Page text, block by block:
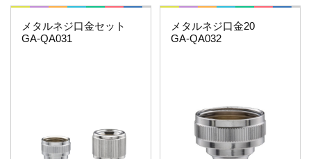
メタルネジ口金セット
GA-QA031
メタルネジ口金20
GA-QA032